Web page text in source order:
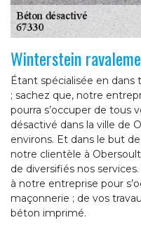
Winterstein
Étant spécialisée en
; sachez que, notre
pourra s’occuper de tous
désactivé dans la ville de
environs. Et dans le but
notre clientèle à
de diversifiés nos
à notre entreprise pour
maçonnerie ; de vos
béton imprimé.